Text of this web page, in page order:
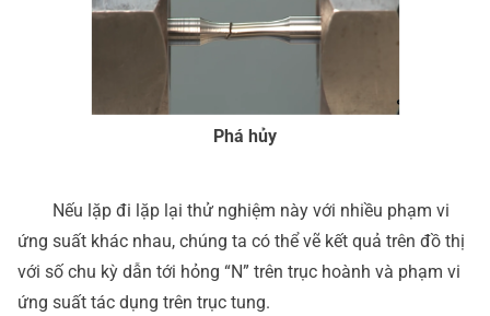
Phá hủy
Nếu lặp đi lặp lại thử nghiệm này với nhiều phạm vi
ứng suất khác nhau, chúng ta có thể vẽ kết quả trên đồ thị
với số chu kỳ dẫn tới hỏng “N” trên trục hoành và phạm vi
ứng suất tác dụng trên trục tung.